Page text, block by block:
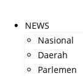
NEWS
Nasional
Daerah
Parlemen